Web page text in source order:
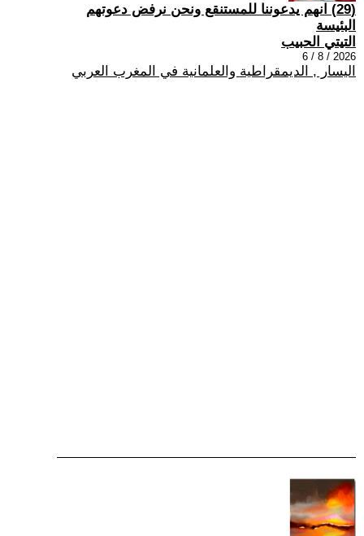
(29) انهم يدعوننا للمستنقع ونحن نرفض دعوتهم
البئيسة
التيتي الحبيب
2026 / 8 / 6
اليسار , الديمقراطية والعلمانية في المغرب العربي